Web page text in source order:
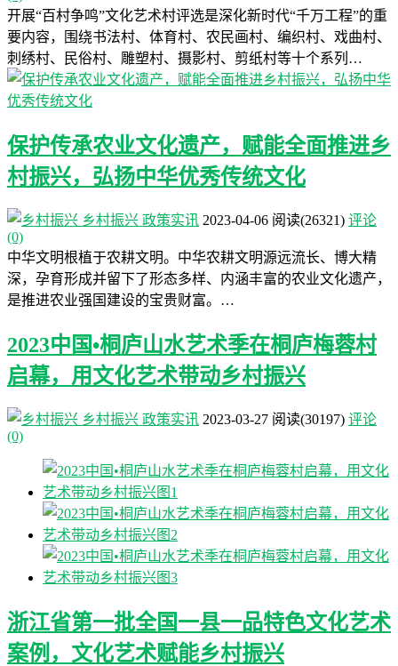
开展“百村争鸣”文化艺术村评选是深化新时代“千万工程”的重
要内容，围绕书法村、体育村、农民画村、编织村、戏曲村、
刺绣村、民俗村、雕塑村、摄影村、剪纸村等十个系列…
保护传承农业文化遗产，赋能全面推进乡
村振兴，弘扬中华优秀传统文化
乡村振兴 政策实讯 2023-04-06 阅读(26321) 评论
(0)
中华文明根植于农耕文明。中华农耕文明源远流长、博大精
深，孕育形成并留下了形态多样、内涵丰富的农业文化遗产，
是推进农业强国建设的宝贵财富。…
2023中国•桐庐山水艺术季在桐庐梅蓉村
启幕，用文化艺术带动乡村振兴
乡村振兴 政策实讯 2023-03-27 阅读(30197) 评论
(0)
浙江省第一批全国一县一品特色文化艺术
案例，文化艺术赋能乡村振兴